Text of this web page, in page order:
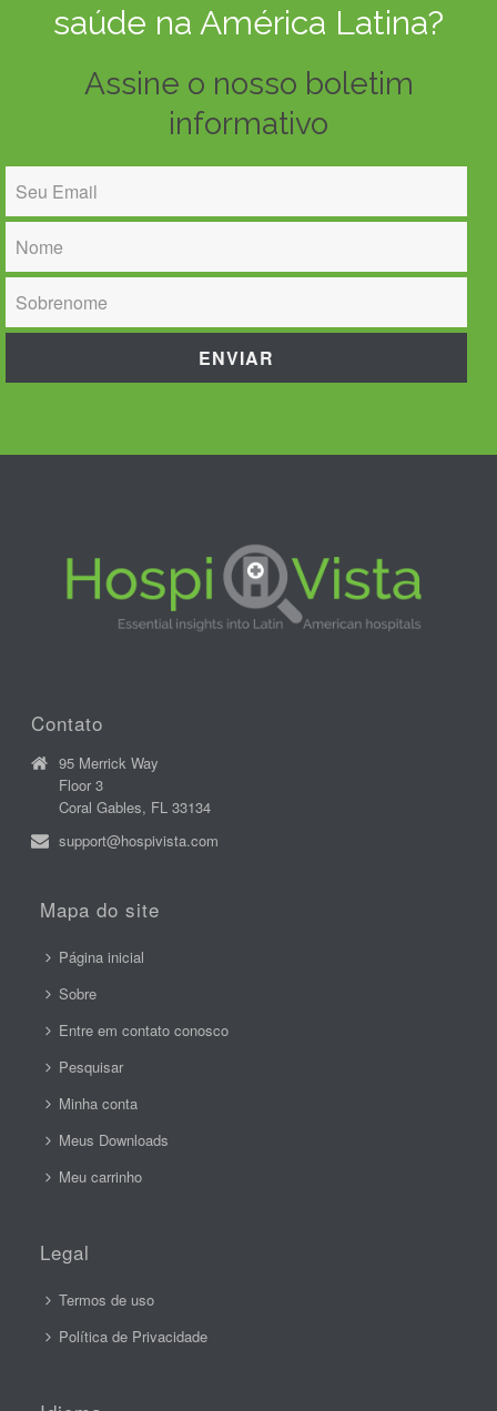
saúde na América Latina?
Assine o nosso boletim
informativo
Contato
95 Merrick Way
Floor 3
Coral Gables, FL 33134
support@hospivista.com
Mapa do site
Página inicial
Sobre
Entre em contato conosco
Pesquisar
Minha conta
Meus Downloads
Meu carrinho
Legal
Termos de uso
Política de Privacidade